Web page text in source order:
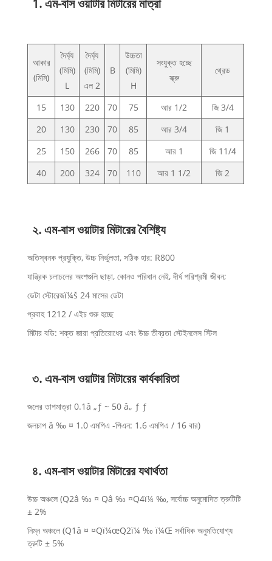
আকার
(মিমি)
দৈর্ঘ্য
(মিমি)
L
দৈর্ঘ্য
(মিমি)
এল 2
B
উচ্চতা
(মিমি)
H
সংযুক্ত হচ্ছে
স্ক্রু
থ্রেড
15 130 220 70 75 আর 1/2
জি 3/4
20
130 230 70 85 আর 3/4
জি 1
25
150 266 70 85 আর 1
জি 11/4
40
200 324 70 110 আর 1 1/2 জি 2
২. এম-বাস ওয়াটার মিটারের বৈশিষ্ট্য
অতিস্বনক প্রযুক্তি, উচ্চ নির্ভুলতা, সঠিক হার: R800
যান্ত্রিক চলাচলের অংশগুলি ছাড়া, কোনও পরিধান নেই, দীর্ঘ পরিশ্রমী জীবন;
ডেটা স্টোরেজï¼š 24 মাসের ডেটা
প্রবাহ 1212 / এইচ শুরু হচ্ছে
মিটার বডি: শক্ত জারা প্রতিরোধের এবং উচ্চ তীব্রতা স্টেইনলেস স্টিল
৩. এম-বাস ওয়াটার মিটারের কার্যকারিতা
জলের তাপমাত্রা 0.1â „ƒ ~ 50 â„ ƒ ƒ
জলচাপ â ‰ ¤ 1.0 এমপিএ -পিএন: 1.6 এমপিএ / 16 বার)
৪. এম-বাস ওয়াটার মিটারের যথার্থতা
উচ্চ অঞ্চলে (Q2â ‰ ¤ Qâ ‰ ¤Q4ï¼ ‰, সর্বোচ্চ অনুমোদিত ত্রুটিটি
± 2%
নিম্ন অঞ্চলে (Q1â ¤ ¤Qï¼œQ2ï¼ ‰ ï¼Œ সর্বাধিক অনুমতিযোগ্য
ত্রুটি ± 5%